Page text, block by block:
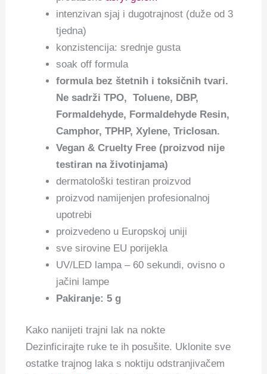
intenzivan sjaj i dugotrajnost (duže od 3
tjedna)
konzistencija: srednje gusta
soak off formula
formula bez štetnih i toksičnih tvari.
Ne sadrži TPO, Toluene, DBP,
Formaldehyde, Formaldehyde Resin,
Camphor, TPHP, Xylene, Triclosan.
Vegan & Cruelty Free (proizvod nije
testiran na životinjama)
dermatološki testiran proizvod
proizvod namijenjen profesionalnoj
upotrebi
proizvedeno u Europskoj uniji
sve sirovine EU porijekla
UV/LED lampa – 60 sekundi, ovisno o
jačini lampe
Pakiranje: 5 g
Kako nanijeti trajni lak na nokte
Dezinficirajte ruke te ih posušite. Uklonite sve
ostatke trajnog laka s noktiju odstranjivačem